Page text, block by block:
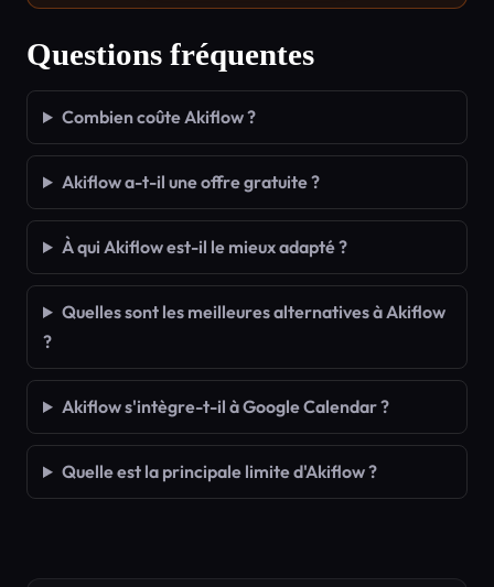
Questions fréquentes
Combien coûte Akiflow ?
Akiflow a-t-il une offre gratuite ?
À qui Akiflow est-il le mieux adapté ?
Quelles sont les meilleures alternatives à Akiflow
?
Akiflow s'intègre-t-il à Google Calendar ?
Quelle est la principale limite d'Akiflow ?